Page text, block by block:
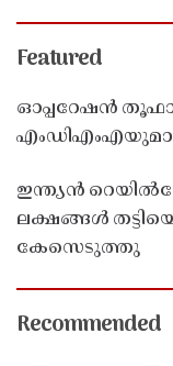
Featured
ഓപ്പറേഷൻ
ഇന്ത്യൻ
ലക്ഷങ്ങൾ
കേസെടുത്തു
Recommended